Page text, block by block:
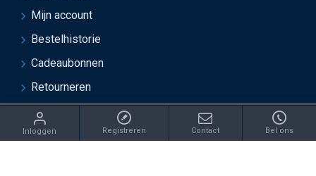
Mijn account
Bestelhistorie
Cadeaubonnen
Retourneren
2021 Juwelier van Soest - Ontwikkeld door OnlineBouwers
Inloggen Registreren Contact Bel ons